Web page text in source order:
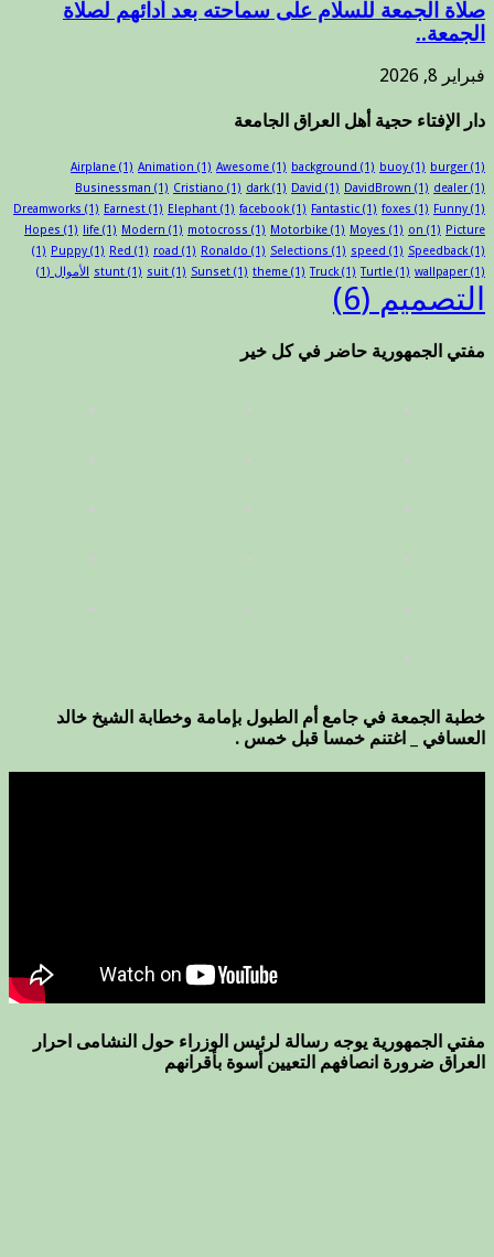
صلاة الجمعة للسلام على سماحته بعد أدائهم لصلاة
الجمعة..
فبراير 8, 2026
دار الإفتاء حجية أهل العراق الجامعة
Airplane (1) Animation (1) Awesome (1) background (1) buoy (1) burger (1)
Businessman (1) Cristiano (1) dark(1) David (1) DavidBrown (1) dealer (1)
Dreamworks (1) Earnest (1) Elephant (1) facebook(1) Fantastic (1) foxes (1) Funny (1)
Hopes (1) life (1) Modern (1) motocross (1) Motorbike (1) Moyes (1) on (1) Picture
(1) Puppy (1) Red (1) road (1) Ronaldo (1) Selections (1) speed (1) Speedback(1)
stunt (1) suit (1) Sunset (1) theme (1) Truck(1) Turtle (1) wallpaper (1) الأموال (1)
التصميم (6)
مفتي الجمهورية حاضر في كل خير
خطبة الجمعة في جامع أم الطبول بإمامة وخطابة الشيخ خالد
العسافي _ اغتنم خمسا قبل خمس .
مفتي الجمهورية يوجه رسالة لرئيس الوزراء حول النشامى احرار
العراق ضرورة انصافهم التعيين أسوة بأقرانهم